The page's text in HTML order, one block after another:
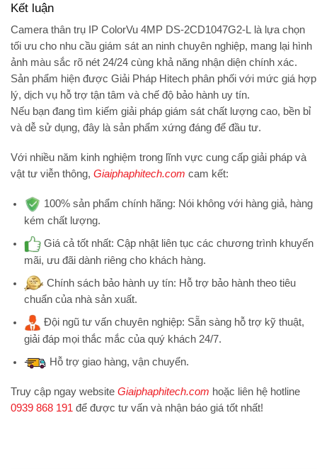
Kết luận
Camera thân trụ IP ColorVu 4MP DS-2CD1047G2-L là lựa chọn
tối ưu cho nhu cầu giám sát an ninh chuyên nghiệp, mang lại hình
ảnh màu sắc rõ nét 24/24 cùng khả năng nhận diện chính xác.
Sản phẩm hiện được Giải Pháp Hitech phân phối với mức giá hợp
lý, dịch vụ hỗ trợ tận tâm và chế độ bảo hành uy tín.
Nếu bạn đang tìm kiếm giải pháp giám sát chất lượng cao, bền bỉ
và dễ sử dụng, đây là sản phẩm xứng đáng để đầu tư.
Với nhiều năm kinh nghiệm trong lĩnh vực cung cấp giải pháp và
vật tư viễn thông, Giaiphaphitech.com cam kết:
100% sản phẩm chính hãng: Nói không với hàng giả, hàng
kém chất lượng.
Giá cả tốt nhất: Cập nhật liên tục các chương trình khuyến
mãi, ưu đãi dành riêng cho khách hàng.
Chính sách bảo hành uy tín: Hỗ trợ bảo hành theo tiêu
chuẩn của nhà sản xuất.
Đội ngũ tư vấn chuyên nghiệp: Sẵn sàng hỗ trợ kỹ thuật,
giải đáp mọi thắc mắc của quý khách 24/7.
Hỗ trợgiao hàng, vận chuyển.
Truy cập ngay website Giaiphaphitech.com hoặc liên hệ hotline
0939 868 191 để được tư vấn và nhận báo giá tốt nhất!